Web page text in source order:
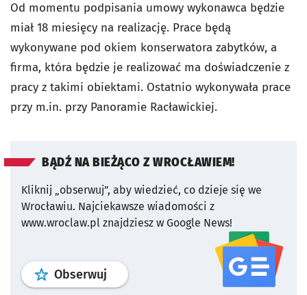
Od momentu podpisania umowy wykonawca będzie
miał 18 miesięcy na realizację. Prace będą
wykonywane pod okiem konserwatora zabytków, a
firma, która będzie je realizować ma doświadczenie z
pracy z takimi obiektami. Ostatnio wykonywała prace
przy m.in. przy Panoramie Racławickiej.
BĄDŹ NA BIEŻĄCO Z WROCŁAWIEM!
Kliknij „obserwuj”, aby wiedzieć, co dzieje się we
Wrocławiu. Najciekawsze wiadomości z
www.wroclaw.pl znajdziesz w Google News!
Obserwuj profil serwisu